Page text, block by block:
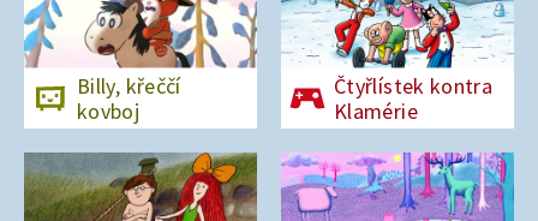
Billy, křeččí
kovboj
Čtyřlístek kontra
Klamérie